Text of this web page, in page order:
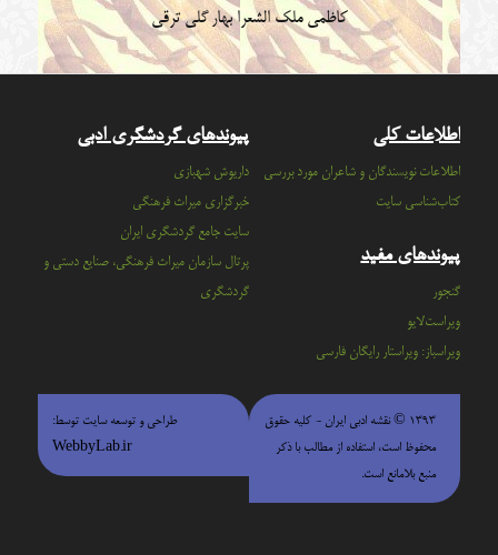
کاظمی ملک الشعرا بهار گلی ترقی
اطلاعات کلی
اطلاعات نویسندگان و شاعران مورد بررسی
کتاب‌شناسی سایت
پیوندهای مفید
گنجور
ویراست‌لایو
ویراسباز: ویراستار رایگان فارسی
پیوندهای گردشگری ادبی
داریوش شهبازی
خبرگزاری میراث فرهنگی
سايت جامع گردشگري ايران
پرتال سازمان ميراث فرهنگي، صنايع دستي و
گردشگري
۱۳۹۳ © نقشه ادبی ایران - كليه حقوق
محفوظ است، استفاده از مطالب با ذكر
منبع بلامانع است.
طراحی و توسعه سایت توسط:
WebbyLab.ir